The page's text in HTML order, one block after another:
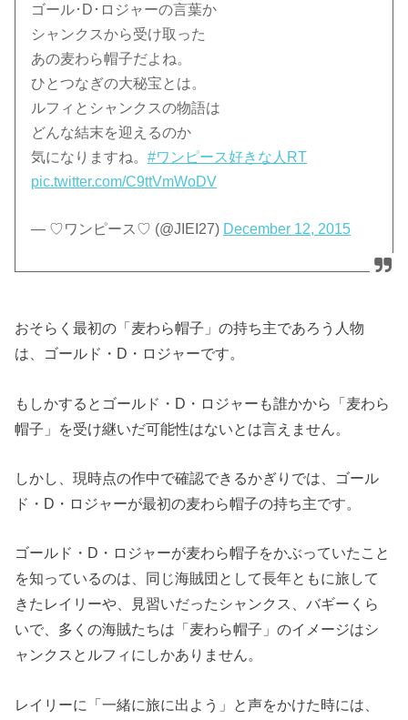
ゴール･D･ロジャーの言葉か
シャンクスから受け取った
あの麦わら帽子だよね。
ひとつなぎの大秘宝とは。
ルフィとシャンクスの物語は
どんな結末を迎えるのか
気になりますね。#ワンピース好きな人RT
pic.twitter.com/C9ttVmWoDV
— ♡ワンピース♡ (@JIEI27) December 12, 2015
おそらく最初の「麦わら帽子」の持ち主であろう人物
は、ゴールド・D・ロジャーです。
もしかするとゴールド・D・ロジャーも誰かから「麦わら
帽子」を受け継いだ可能性はないとは言えません。
しかし、現時点の作中で確認できるかぎりでは、ゴール
ド・D・ロジャーが最初の麦わら帽子の持ち主です。
ゴールド・D・ロジャーが麦わら帽子をかぶっていたこと
を知っているのは、同じ海賊団として長年ともに旅して
きたレイリーや、見習いだったシャンクス、バギーくら
いで、多くの海賊たちは「麦わら帽子」のイメージはシ
ャンクスとルフィにしかありません。
レイリーに「一緒に旅に出よう」と声をかけた時には、